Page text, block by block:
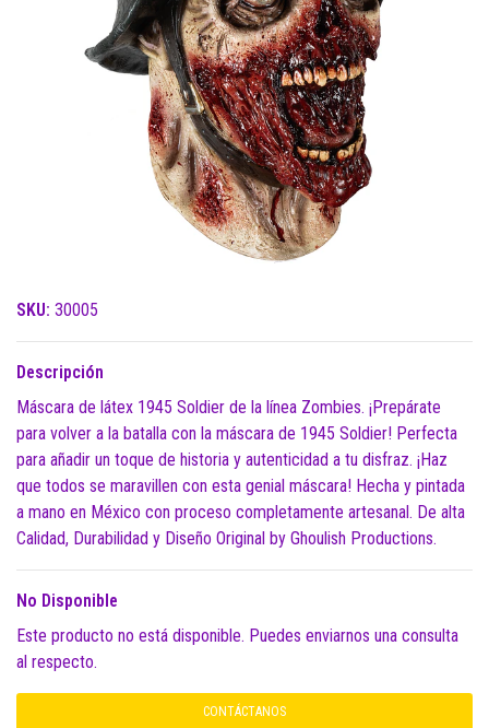
SKU: 30005
Descripción
Máscara de látex 1945 Soldier de la línea Zombies. ¡Prepárate
para volver a la batalla con la máscara de 1945 Soldier! Perfecta
para añadir un toque de historia y autenticidad a tu disfraz. ¡Haz
que todos se maravillen con esta genial máscara! Hecha y pintada
a mano en México con proceso completamente artesanal. De alta
Calidad, Durabilidad y Diseño Original by Ghoulish Productions.
No Disponible
Este producto no está disponible. Puedes enviarnos una consulta
al respecto.
CONTÁCTANOS